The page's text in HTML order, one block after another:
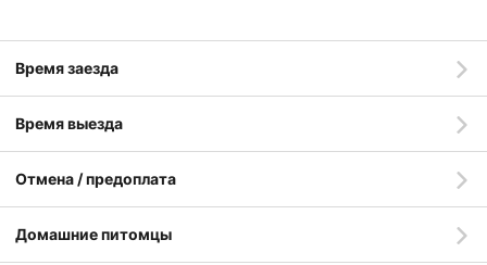
Время заезда
Время выезда
Отмена / предоплата
Домашние питомцы